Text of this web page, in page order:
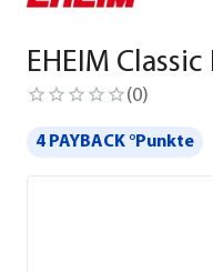
EHEIM
(0)
4 PAYBACK °Punkte